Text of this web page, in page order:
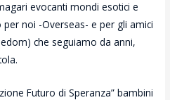
evocanti mondi esotici e
noi -Overseas- e per gli amici
che seguiamo da anni,
Futuro di Speranza” bambini